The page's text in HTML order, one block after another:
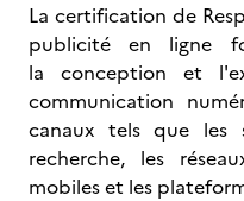
La certification de
publicité en ligne
la conception et
communication
canaux tels que les
recherche, les
mobiles et les